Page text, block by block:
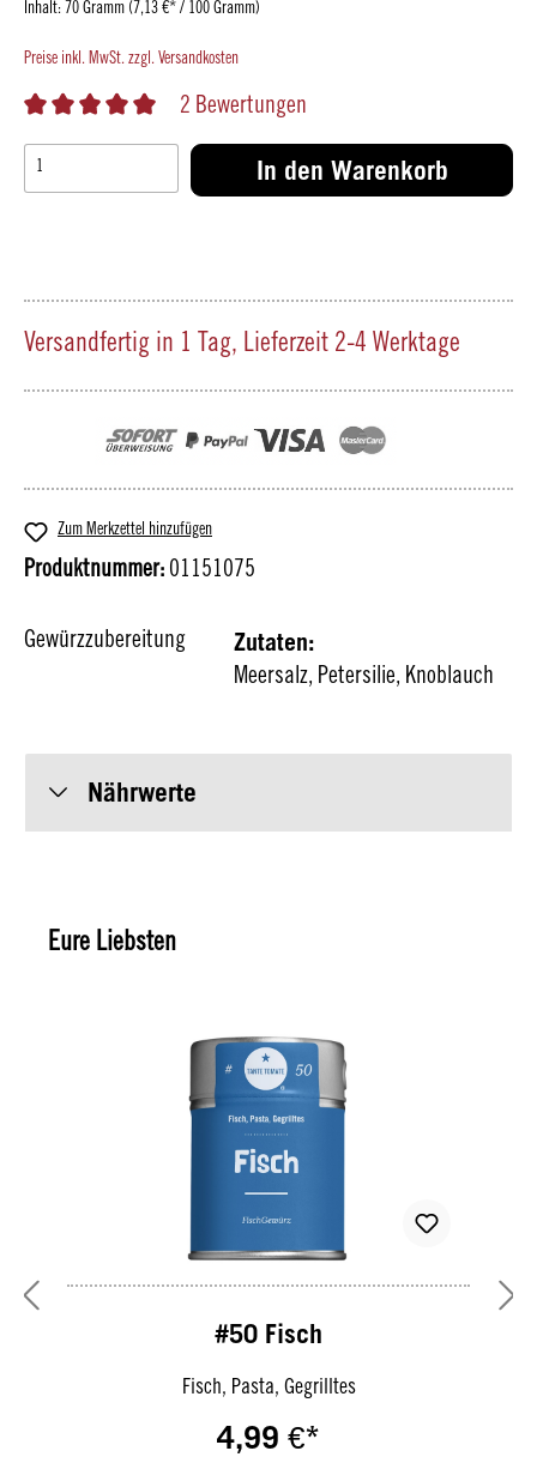
Inhalt: 70 Gramm (7,13 €* / 100 Gramm)
Preise inkl. MwSt. zzgl. Versandkosten
2 Bewertungen
In den Warenkorb
Versandfertig in 1 Tag, Lieferzeit 2-4 Werktage
Zum Merkzettel hinzufügen
Produktnummer: 01151075
Gewürzzubereitung Zutaten:
Meersalz, Petersilie, Knoblauch
Nährwerte
Eure Liebsten
#50 Fisch
Fisch, Pasta, Gegrilltes
4,99 €*